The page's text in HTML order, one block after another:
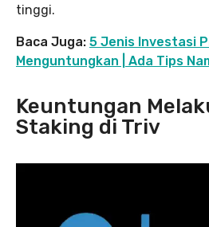
tinggi.
Baca Juga: 5 Jenis Investasi
Menguntungkan | Ada Tips
Keuntungan
Staking di Triv